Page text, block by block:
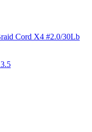
Cord X4 #2.0/30Lb